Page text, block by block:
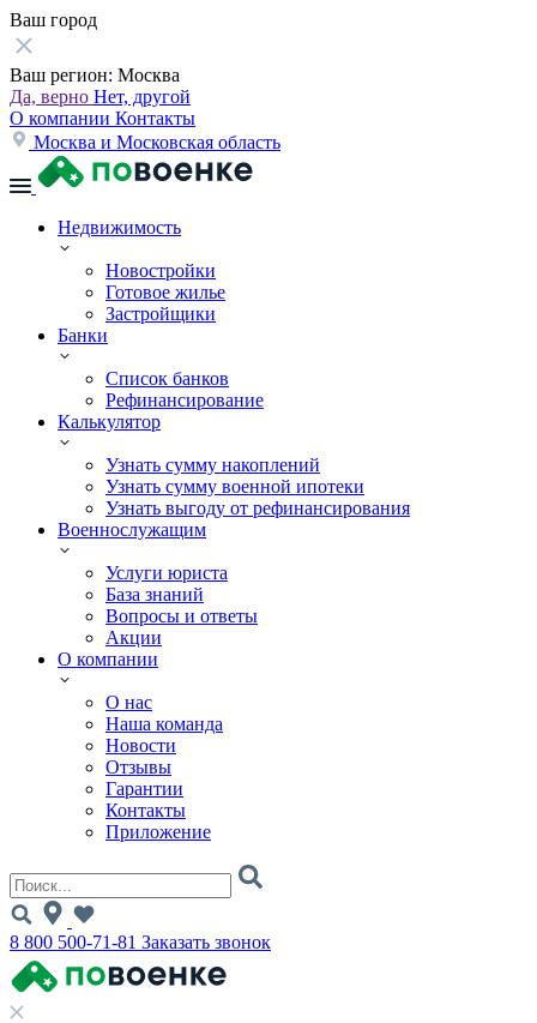
Ваш город
Ваш регион: Москва
Да, верно Нет, другой
О компании Контакты
Москва и Московская область
Недвижимость
Новостройки
Готовое жилье
Застройщики
Банки
Список банков
Рефинансирование
Калькулятор
Узнать сумму накоплений
Узнать сумму военной ипотеки
Узнать выгоду от рефинансирования
Военнослужащим
Услуги юриста
База знаний
Вопросы и ответы
Акции
О компании
О нас
Наша команда
Новости
Отзывы
Гарантии
Контакты
Приложение
8 800 500-71-81 Заказать звонок